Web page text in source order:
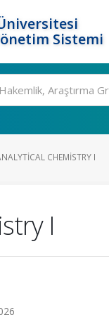
Sistemi
CHEMISTRY I
I